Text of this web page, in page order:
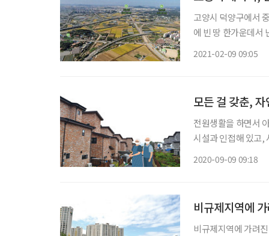
고양시 덕양구에서
에 빈 땅 한가운데서 난데
2021-02-09 09:05
모든 걸 갖춘,
전원생활을 하면서
시설과 인접해 있고,
2020-09-09 09:18
비규제지역에
비규제지역에 가려